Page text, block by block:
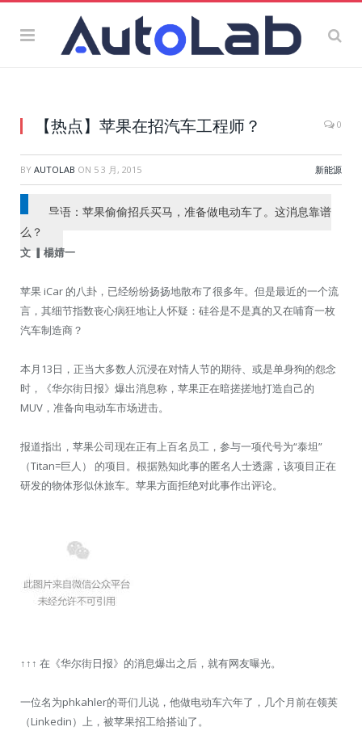
【热点】苹果在招汽车工程师？ 0
BY AUTOLAB ON 5 3 月, 2015 新能源
导语： 苹果偷偷招兵买马，准备做电动车了。这消息靠谱
么？
文 ▎楊婧一
苹果 iCar 的八卦，已经纷纷扬扬地散布了很多年。但是最近的一个流
言，其细节指数丧心病狂地让人怀疑：硅谷是不是真的又在哺育一枚
汽车制造商？
本月13日，正当大多数人沉浸在对情人节的期待、或是单身狗的怨念
时，《华尔街日报》爆出消息称，苹果正在暗搓搓地打造自己的
MUV，准备向电动车市场进击。
报道指出，苹果公司现在正有上百名员工，参与一项代号为“泰坦”
（Titan=巨人） 的项目。根据熟知此事的匿名人士透露，该项目正在
研发的物体形似休旅车。苹果方面拒绝对此事作出评论。
↑↑↑ 在《华尔街日报》的消息爆出之后，就有网友曝光。
一位名为phkahler的哥们儿说，他做电动车六年了，几个月前在领英
（Linkedin）上，被苹果招工给搭讪了。